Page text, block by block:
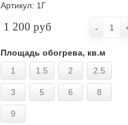
Артикул: 1Г
1 200 руб
Площадь обогрева, кв.м
1
1.5 2 2.5
3 5 6 8
9
-